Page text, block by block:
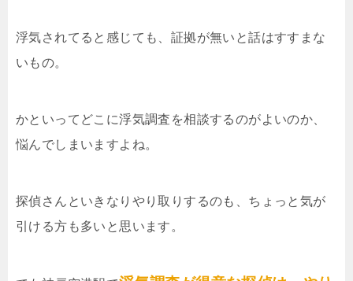
浮気されてると感じても、証拠が無いと話はすすまな
いもの。
かといってどこに浮気調査を相談するのがよいのか、
悩んでしまいますよね。
探偵さんといきなりやり取りするのも、ちょっと気が
引ける方も多いと思います。